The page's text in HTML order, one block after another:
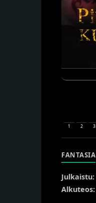
1 2 3
FANTASIA
Julkaistu:
Alkuteos: